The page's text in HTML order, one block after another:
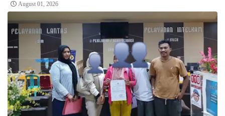
August 01, 2026